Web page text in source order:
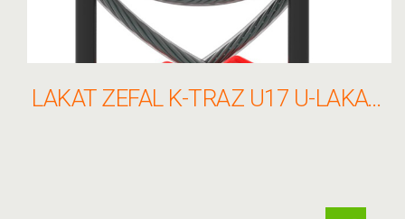
LAKAT ZEFAL K-TRAZ U17 U-LAKAT+SODRONY 13X230/10X1200MM+TART SZÁMOS FEKETE